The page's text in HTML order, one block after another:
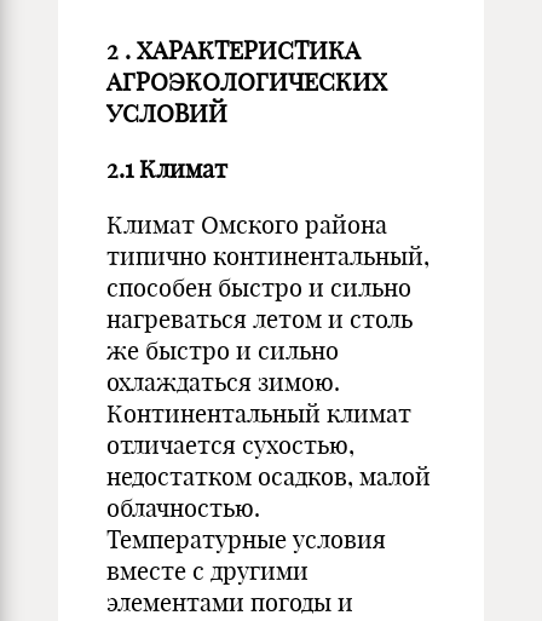
2 . ХАРАКТЕРИСТИКА
АГРОЭКОЛОГИЧЕСКИХ
УСЛОВИЙ
2.1 Климат
Климат Омского района
типично континентальный,
способен быстро и сильно
нагреваться летом и столь
же быстро и сильно
охлаждаться зимою.
Континентальный климат
отличается сухостью,
недостатком осадков, малой
облачностью.
Температурные условия
вместе с другими
элементами погоды и